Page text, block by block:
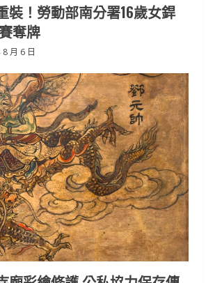
裝！勞動部南分署16歲女銲
奪牌
月 6 日